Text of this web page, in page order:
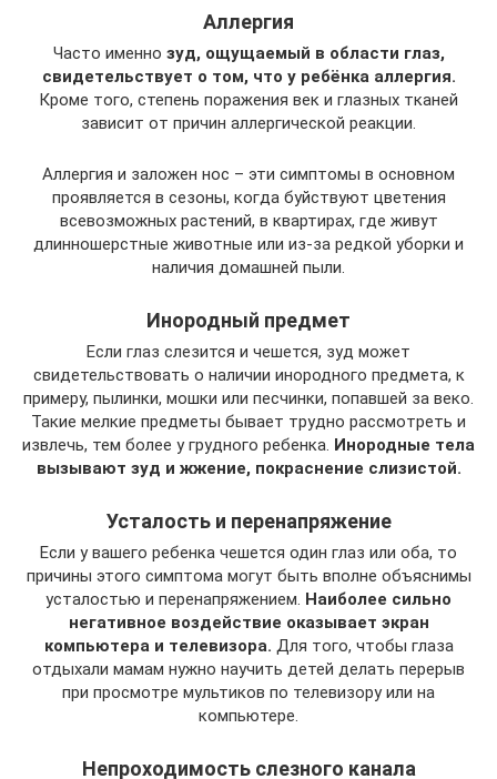
Аллергия
Часто именно зуд, ощущаемый в области глаз,
свидетельствует о том, что у ребёнка аллергия.
Кроме того, степень поражения век и глазных тканей
зависит от причин аллергической реакции.
Аллергия и заложен нос – эти симптомы в основном
проявляется в сезоны, когда буйствуют цветения
всевозможных растений, в квартирах, где живут
длинношерстные животные или из-за редкой уборки и
наличия домашней пыли.
Инородный предмет
Если глаз слезится и чешется, зуд может
свидетельствовать о наличии инородного предмета, к
примеру, пылинки, мошки или песчинки, попавшей за веко.
Такие мелкие предметы бывает трудно рассмотреть и
извлечь, тем более у грудного ребенка. Инородные тела
вызывают зуд и жжение, покраснение слизистой.
Усталость и перенапряжение
Если у вашего ребенка чешется один глаз или оба, то
причины этого симптома могут быть вполне объяснимы
усталостью и перенапряжением. Наиболее сильно
негативное воздействие оказывает экран
компьютера и телевизора. Для того, чтобы глаза
отдыхали мамам нужно научить детей делать перерыв
при просмотре мультиков по телевизору или на
компьютере.
Непроходимость слезного канала